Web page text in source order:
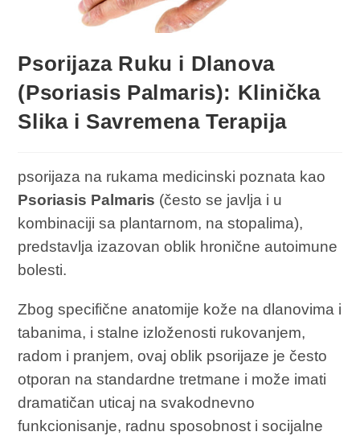
Psorijaza Ruku i Dlanova
(Psoriasis Palmaris): Klinička
Slika i Savremena Terapija
psorijaza na rukama medicinski poznata kao
Psoriasis Palmaris (često se javlja i u
kombinaciji sa plantarnom, na stopalima),
predstavlja izazovan oblik hronične autoimune
bolesti.
Zbog specifične anatomije kože na dlanovima i
tabanima, i stalne izloženosti rukovanjem,
radom i pranjem, ovaj oblik psorijaze je često
otporan na standardne tretmane i može imati
dramatičan uticaj na svakodnevno
funkcionisanje, radnu sposobnost i socijalne